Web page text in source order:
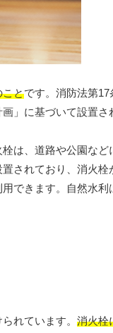
ことです。消防法第
」に基づいて設置さ
は、道路や公園な
されており、消火
できます。自然水
れています。 消火栓